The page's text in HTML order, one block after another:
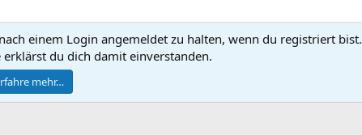
Kontakt Nutzungsbedingungen Datenschutz
© 2010-2026 XenForo Ltd.
einem Login angemeldet zu halten, wenn du registriert bist.
du dich damit einverstanden.
mehr…